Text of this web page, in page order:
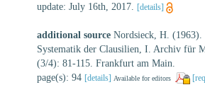
update: July 16th, 2017.
[details]
additional source Nordsieck, H. (1963).
Systematik der Clausilien, I. Archiv für
(3/4): 81-115. Frankfurt am Main.
page(s): 94 [details] Available for editors